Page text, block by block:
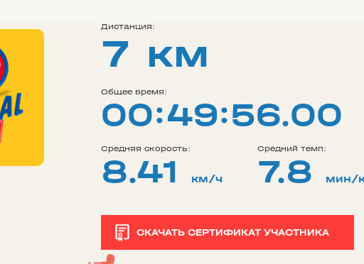
Дистанция:
7 км
Общее время:
00:49:56.00
Средняя скорость:
8.41 км/ч
Средний темп:
7.8 мин/
СКАЧАТЬ СЕРТИФИКАТ УЧАСТНИКА